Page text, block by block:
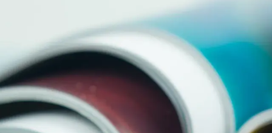
Abfaelle in Energie Membranverfahren
Ionenaustauschmembranverfahren